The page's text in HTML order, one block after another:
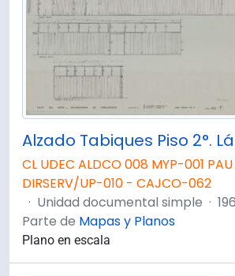
Alzado Tabiques Piso 2°.
CL UDEC ALDCO 008 MYP-001 PAU
DIRSERV/UP-010 - CAJCO-062
· Unidad documental simple ·
Parte de Mapas y Planos
Plano en escala